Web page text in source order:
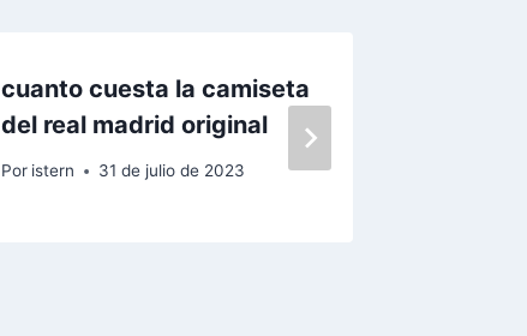
cuanto cuesta la camiseta
del real madrid original
Por istern 31 de julio de 2023